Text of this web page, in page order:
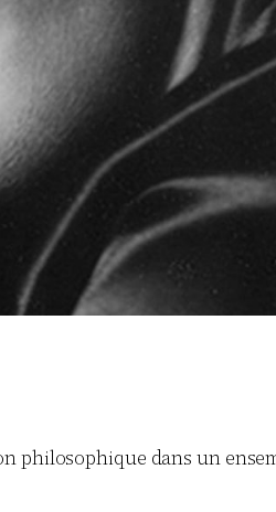
philosophique dans un